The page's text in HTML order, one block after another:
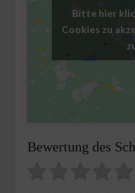
Bitte hier
Cookies zu
Bewertung des